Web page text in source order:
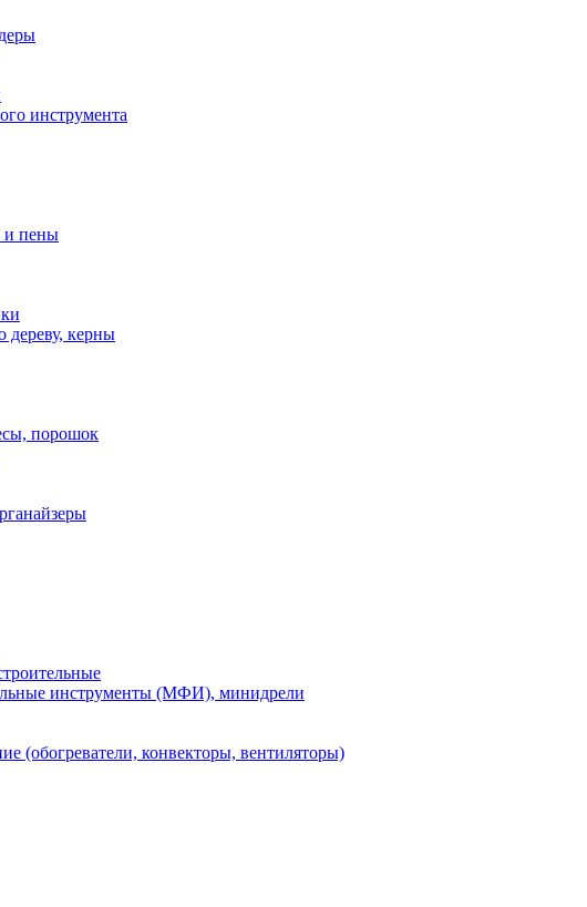
инструмента
и пены
дереву, керны
порошок
инструменты (МФИ), минидрели
(обогреватели, конвекторы, вентиляторы)